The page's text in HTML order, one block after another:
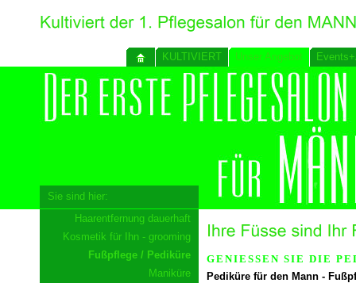
KULTIVIERT Unser Angebot
Sie sind hier:
Haarentfernung dauerhaft
Kosmetik für Ihn - grooming
Fußpflege / Pediküre
Maniküre
GENIESSEN SIE DIE
Pediküre für den Mann -